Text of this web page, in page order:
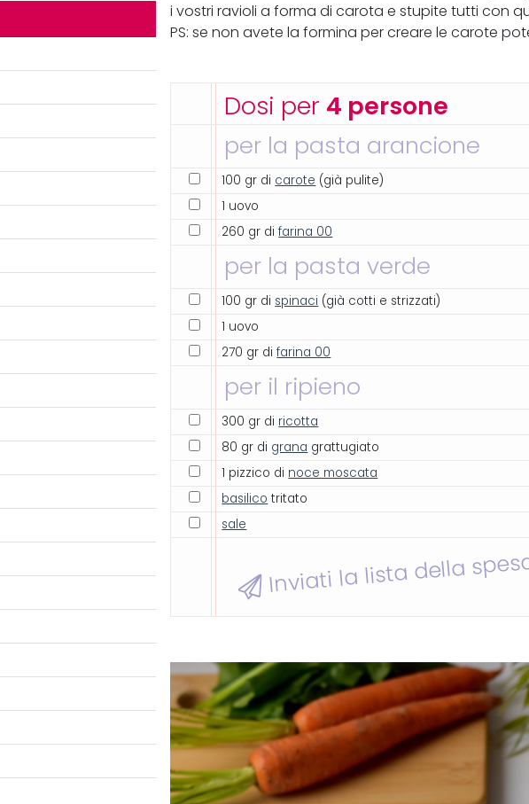
i vostri ravioli a forma di carota e stupite tutti con
PS: se non avete la formina per creare le carote
Dosi per 4 persone
per la pasta arancione
100 gr di carote (già pulite)
1 uovo
260 gr difarina 00
per la pasta verde
100 gr di spinaci (già cotti e strizzati)
1 uovo
270 gr difarina 00
per il ripieno
300 gr di ricotta
80 gr di grana grattugiato
1 pizzico di noce moscata
basilico tritato
sale
Inviati la lista della